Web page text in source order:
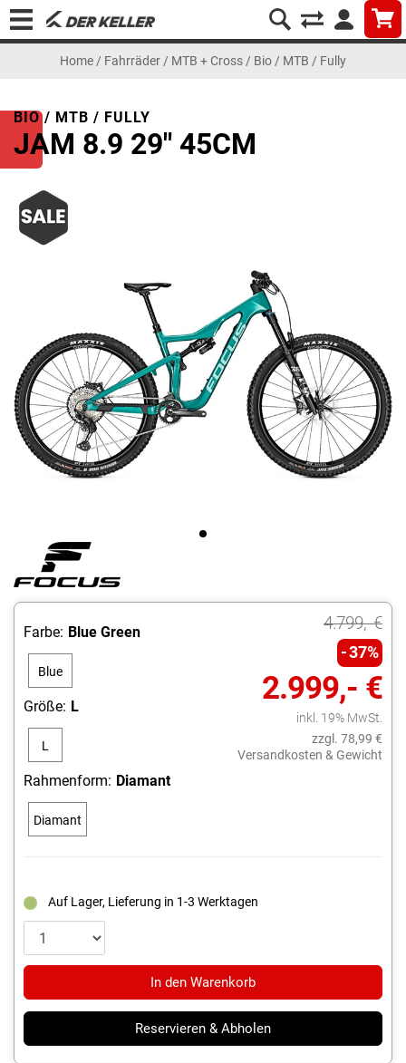
Home / Fahrräder / MTB + Cross / Bio / MTB / Fully
BIO / MTB / FULLY
JAM 8.9 29" 45CM
4.799,- €
37%
2.999,- €
inkl. 19% MwSt.
zzgl. 78,99 €
Versandkosten & Gewicht
Farbe: Blue Green
Blue
Größe: L
L
Rahmenform: Diamant
Diamant
Auf Lager, Lieferung in 1-3 Werktagen
In den Warenkorb
Reservieren & Abholen